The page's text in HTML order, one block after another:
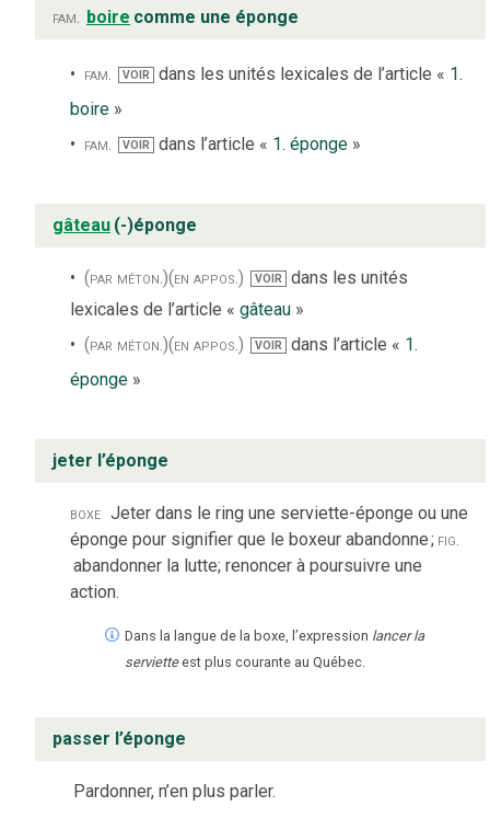
fam. boire comme une éponge
fam. VOIR dans les unités lexicales de l’article « 1.
boire »
fam.
VOIR dans l’article « 1. éponge»
gâteau (-)éponge
(par méton.)(en appos.) VOIR dans les unités
lexicales de l’article « gâteau »
(par méton.)(en appos.) VOIR dans l’article « 1.
éponge »
jeter l’éponge
boxe Jeter dans le ring une serviette-éponge ou une
éponge pour signifier que le boxeur abandonne; fig.
abandonner la lutte; renoncer à poursuivre une
action.
Dans la langue de la boxe, l’expression lancer la
serviette est plus courante au Québec.
passer l’éponge
Pardonner, n’en plus parler.